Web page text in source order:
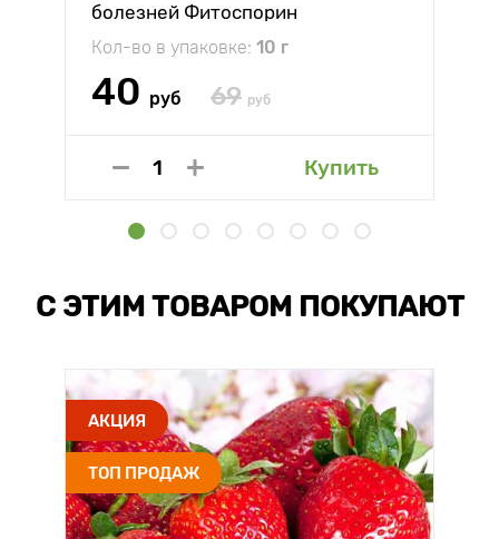
болезней Фитоспорин
Кол-во в упаковке: 10 г
40 руб 69 руб
Купить
С ЭТИМ ТОВАРОМ ПОКУПАЮТ
АКЦИЯ
ТОП ПРОДАЖ